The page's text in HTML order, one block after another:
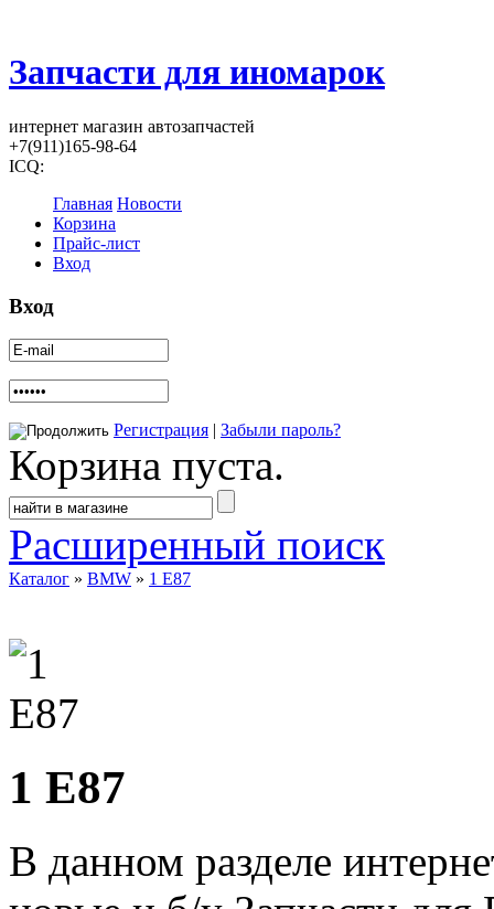
Запчасти для иномарок
интернет магазин автозапчастей
+7(911)165-98-64
ICQ:
Главная Новости
Корзина
Прайс-лист
Вход
Вход
Регистрация | Забыли пароль?
Корзина пуста.
Расширенный поиск
Каталог » BMW » 1 E87
1 E87
В данном разделе